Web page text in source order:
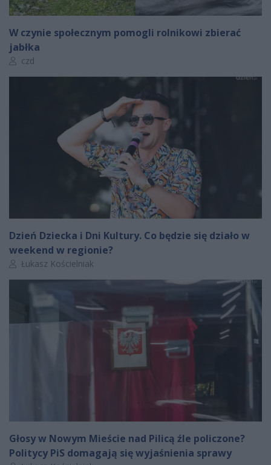
W czynie społecznym pomogli rolnikowi zbierać
jabłka
Autor artykułu:
czd
Dzień Dziecka i Dni Kultury. Co będzie się działo w
weekend w regionie?
Autor artykułu:
Łukasz Kościelniak
Głosy w Nowym Mieście nad Pilicą źle policzone?
Politycy PiS domagają się wyjaśnienia sprawy